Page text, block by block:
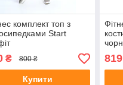
комплект топ з
Start
₴ 800 ₴
Купити
819